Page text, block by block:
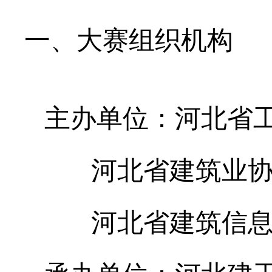
一、大赛组织机构
主办单位：河北省
河北省建筑业
河北省建筑信